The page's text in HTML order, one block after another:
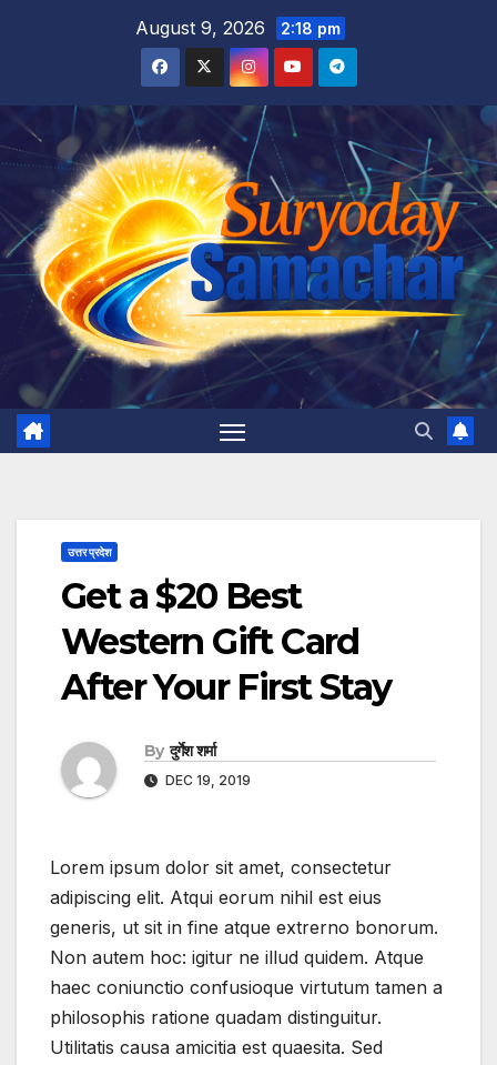
August 9, 2026 2:18 pm
उत्तर प्रदेश
Get a $20 Best
Western Gift Card
After Your First Stay
By दुर्गेश शर्मा
DEC 19, 2019
Lorem ipsum dolor sit amet, consectetur
adipiscing elit. Atqui eorum nihil est eius
generis, ut sit in fine atque extrerno bonorum.
Non autem hoc: igitur ne illud quidem. Atque
haec coniunctio confusioque virtutum tamen a
philosophis ratione quadam distinguitur.
Utilitatis causa amicitia est quaesita. Sed